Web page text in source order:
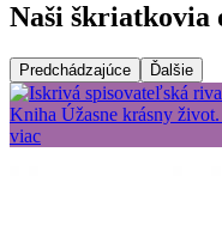
Naši škriatkovia
Predchádzajúce Ďalšie